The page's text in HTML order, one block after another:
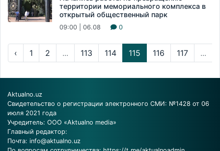
территории мемориального комплекса в
открытый общественный парк
09:00 | 06.08 0
‹ 1 2 ... 113 114 115 116 117 ...
Aktualno.uz
Свидетельство о регистрации электронного СМИ: №1428 от 06
июля 2021 года
Учредитель: ООО «Aktualno media»
Главный редактор:
Почта: info@aktualno.uz